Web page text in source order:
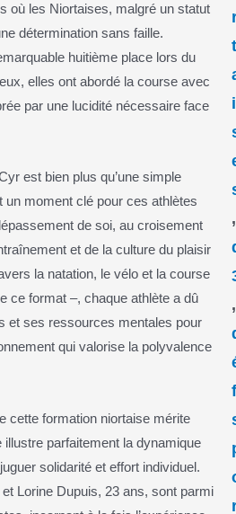
où les Niortaises, malgré un statut
détermination sans faille.
huitième place lors du
elles ont abordé la course avec
par une lucidité nécessaire face
est bien plus qu’une simple
un moment clé pour ces athlètes
de soi, au croisement
et de la culture du plaisir
la natation, le vélo et la course
ce format –, chaque athlète a dû
et ses ressources mentales pour
qui valorise la polyvalence
cette formation niortaise mérite
illustre parfaitement la dynamique
solidarité et effort individuel.
Lorine Dupuis, 23 ans, sont parmi
i
,
,